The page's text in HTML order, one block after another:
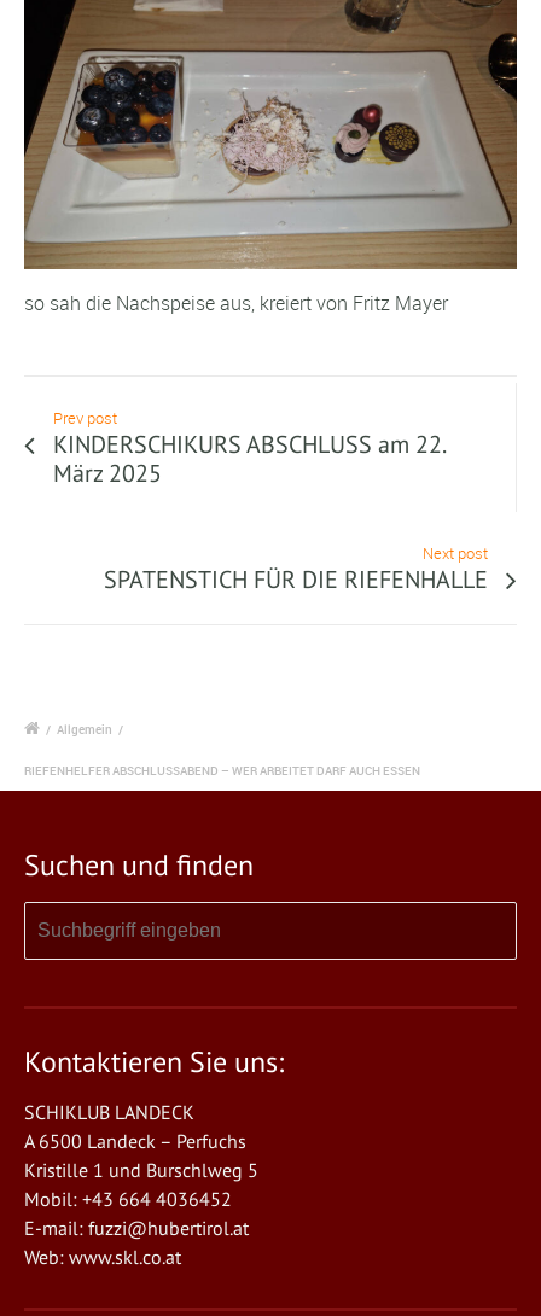
so sah die Nachspeise aus, kreiert von Fritz Mayer
Prev post
KINDERSCHIKURS ABSCHLUSS am 22.
März 2025
Next post
SPATENSTICH FÜR DIE RIEFENHALLE
/ Allgemein /
RIEFENHELFER ABSCHLUSSABEND – WER ARBEITET DARF AUCH ESSEN
Suchen und finden
Kontaktieren Sie uns:
SCHIKLUB LANDECK
A 6500 Landeck – Perfuchs
Kristille 1 und Burschlweg 5
Mobil: +43 664 4036452
E-mail: fuzzi@hubertirol.at
Web: www.skl.co.at